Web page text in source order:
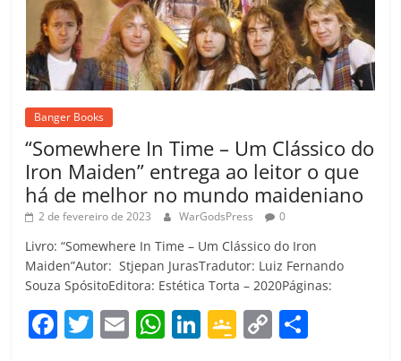
Banger Books
“Somewhere In Time – Um Clássico do
Iron Maiden” entrega ao leitor o que
há de melhor no mundo maideniano
2 de fevereiro de 2023 WarGodsPress 0
Livro: “Somewhere In Time – Um Clássico do Iron
Maiden”Autor: Stjepan JurasTradutor: Luiz Fernando
Souza SpósitoEditora: Estética Torta – 2020Páginas:
F T E W Li G C